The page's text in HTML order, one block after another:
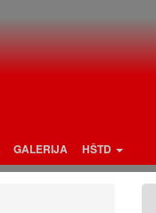
GALERIJA HŠTD